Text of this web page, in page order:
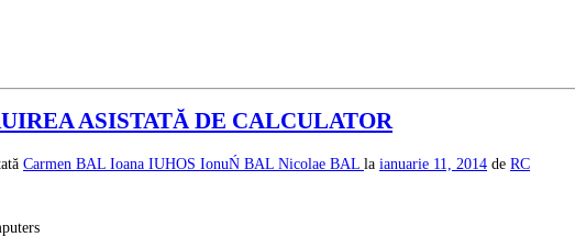
ASISTATĂ DE CALCULATOR
Carmen BAL Ioana IUHOS IonuŃ BAL Nicolae BAL la ianuarie 11, 2014 de RC